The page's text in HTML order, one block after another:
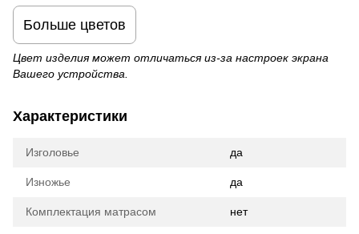
Больше цветов
Цвет изделия может отличаться из-за настроек экрана
Вашего устройства.
Характеристики
Изголовье да
Изножье да
Комплектация матрасом нет